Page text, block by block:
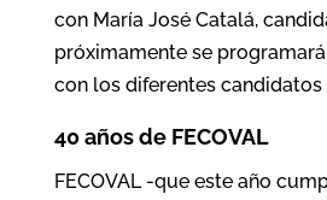
con María José Catalá,
próximamente se
con los diferentes candidatos
40 años de FECOVAL
FECOVAL -que este año